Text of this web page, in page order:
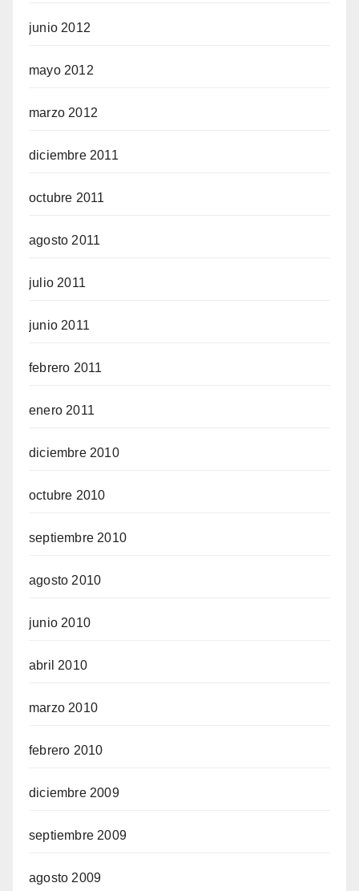
junio 2012
mayo 2012
marzo 2012
diciembre 2011
octubre 2011
agosto 2011
julio 2011
junio 2011
febrero 2011
enero 2011
diciembre 2010
octubre 2010
septiembre 2010
agosto 2010
junio 2010
abril 2010
marzo 2010
febrero 2010
diciembre 2009
septiembre 2009
agosto 2009